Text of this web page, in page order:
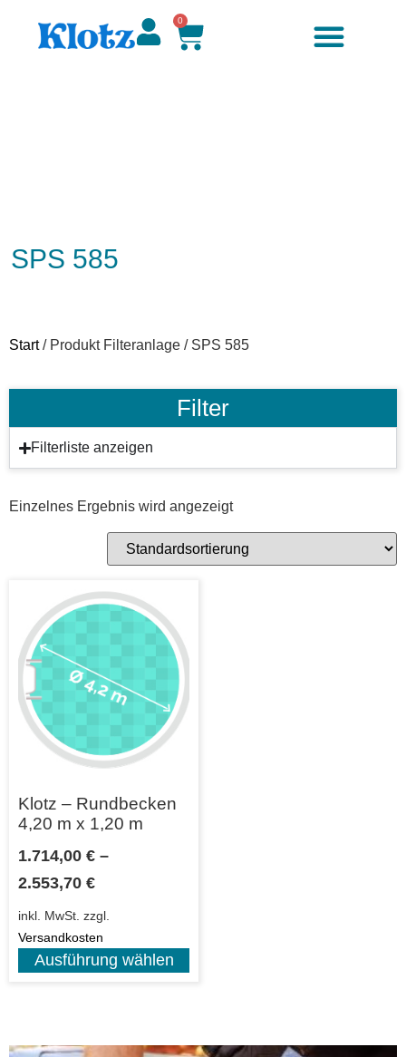
0
SPS 585
Start/ Produkt Filteranlage / SPS 585
Filter
Filterliste anzeigen
Einzelnes Ergebnis wird angezeigt
Klotz – Rundbecken
4,20 m x 1,20 m
1.714,00 € –
2.553,70 €
inkl. MwSt. zzgl.
Versandkosten
Ausführung wählen